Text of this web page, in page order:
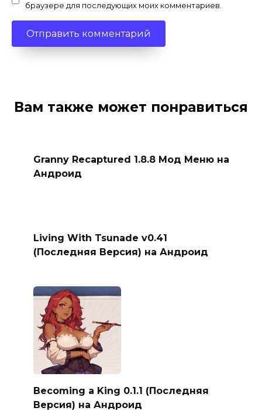
браузере для последующих моих комментариев.
Вам также может понравиться
Granny Recaptured 1.8.8 Мод Меню на
Андроид
Living With Tsunade v0.41
(Последняя Версия) на Андроид
Becoming a King 0.1.1 (Последняя
Версия) на Андроид